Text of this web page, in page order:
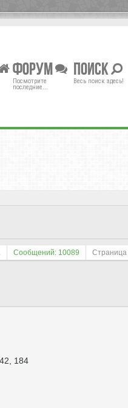
Форум
Посмотрите
последние...
Поиск
Весь поиск здесь!
Сообщений: 10089 Страница
184